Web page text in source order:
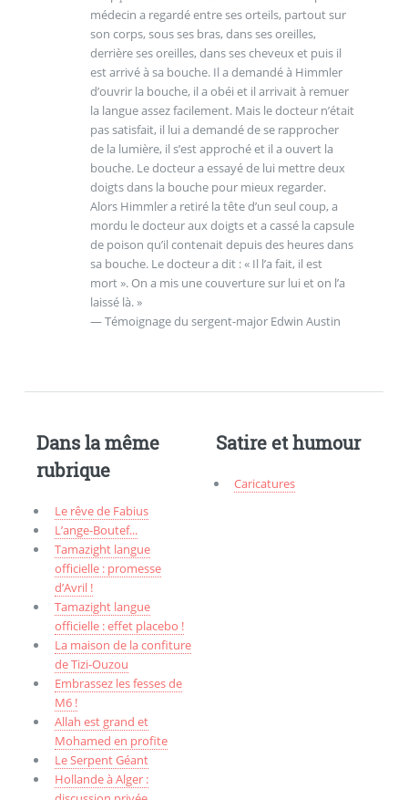
médecin a regardé entre ses orteils, partout sur
son corps, sous ses bras, dans ses oreilles,
derrière ses oreilles, dans ses cheveux et puis il
est arrivé à sa bouche. Il a demandé à Himmler
d’ouvrir la bouche, il a obéi et il arrivait à remuer
la langue assez facilement. Mais le docteur n’était
pas satisfait, il lui a demandé de se rapprocher
de la lumière, il s’est approché et il a ouvert la
bouche. Le docteur a essayé de lui mettre deux
doigts dans la bouche pour mieux regarder.
Alors Himmler a retiré la tête d’un seul coup, a
mordu le docteur aux doigts et a cassé la capsule
de poison qu’il contenait depuis des heures dans
sa bouche. Le docteur a dit : « Il l’a fait, il est
mort ». On a mis une couverture sur lui et on l’a
laissé là. »
— Témoignage du sergent-major Edwin Austin
Dans la même
rubrique
Le rêve de Fabius
L’ange-Boutef...
Tamazight langue
officielle : promesse
d’Avril !
Tamazight langue
officielle : effet placebo !
La maison de la confiture
de Tizi-Ouzou
Embrassez les fesses de
M6 !
Allah est grand et
Mohamed en profite
Le Serpent Géant
Hollande à Alger :
Satire et humour
Caricatures